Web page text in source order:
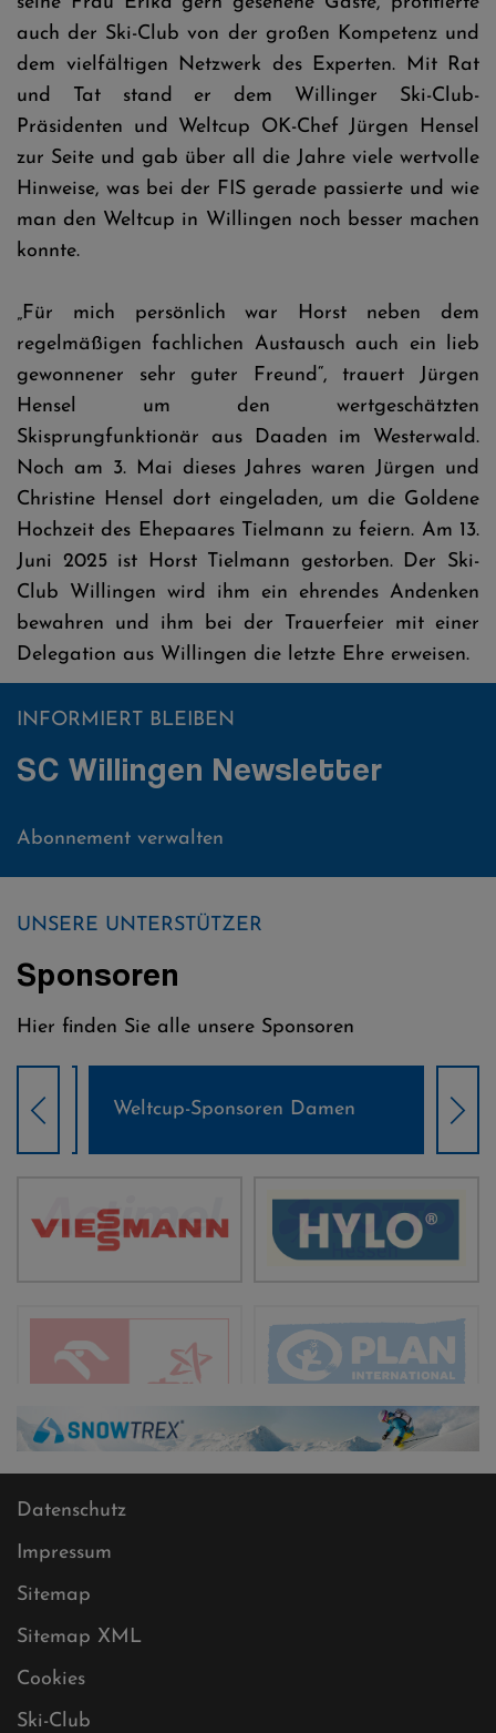
auch der Ski-Club von der großen Kompetenz und
dem vielfältigen Netzwerk des Experten. Mit Rat
und Tat stand er dem Willinger Ski-Club-
Präsidenten und Weltcup OK-Chef Jürgen Hensel
zur Seite und gab über all die Jahre viele wertvolle
Hinweise, was bei der FIS gerade passierte und wie
man den Weltcup in Willingen noch besser machen
konnte.
„Für mich persönlich war Horst neben dem
regelmäßigen fachlichen Austausch auch ein lieb
gewonnener sehr guter Freund“, trauert Jürgen
Hensel um den wertgeschätzten
Skisprungfunktionär aus Daaden im Westerwald.
Noch am 3. Mai dieses Jahres waren Jürgen und
Christine Hensel dort eingeladen, um die Goldene
Hochzeit des Ehepaares Tielmann zu feiern. Am 13.
Juni 2025 ist Horst Tielmann gestorben. Der Ski-
Club Willingen wird ihm ein ehrendes Andenken
bewahren und ihm bei der Trauerfeier mit einer
Delegation aus Willingen die letzte Ehre erweisen.
INFORMIERT BLEIBEN
SC Willingen Newsletter
Abonnement verwalten
UNSERE UNTERSTÜTZER
Sponsoren
Hier finden Sie alle unsere Sponsoren
Weltcup-Sponsoren Damen
Datenschutz